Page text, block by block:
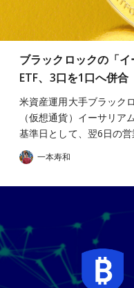
ブラックロックの「
ETF、3口を1口へ併合
米資産運用大手ブラック
（仮想通貨）イーサリ
基準日として、翌6日の
一本寿和